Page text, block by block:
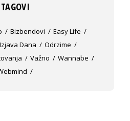
TAGOVI
Bizbendovi
Easy Life
Izjava Dana
Odrzime
Važno
Wannabe